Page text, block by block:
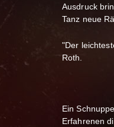
Ausdruck
Tanz neue
"Der
Roth.
Ein
Erfahrenen